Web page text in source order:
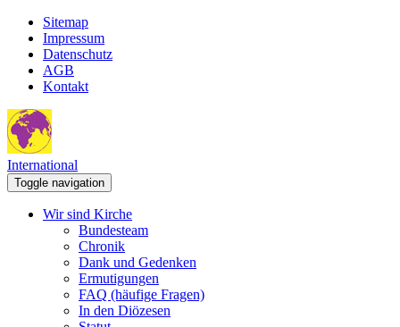
Sitemap
Impressum
Datenschutz
AGB
Kontakt
International
Toggle navigation
Wir sind Kirche
Bundesteam
Chronik
Dank und Gedenken
Ermutigungen
FAQ (häufige Fragen)
In den Diözesen